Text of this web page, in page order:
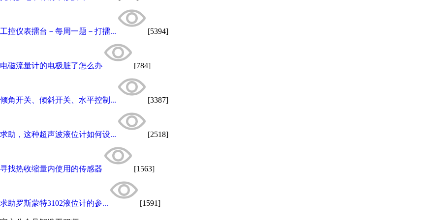
工控仪表擂台－每周一题－打擂... [5394]
电磁流量计的电极脏了怎么办 [784]
倾角开关、倾斜开关、水平控制... [3387]
求助，这种超声波液位计如何设... [2518]
寻找热收缩量内使用的传感器 [1563]
求助罗斯蒙特3102液位计的参... [1591]